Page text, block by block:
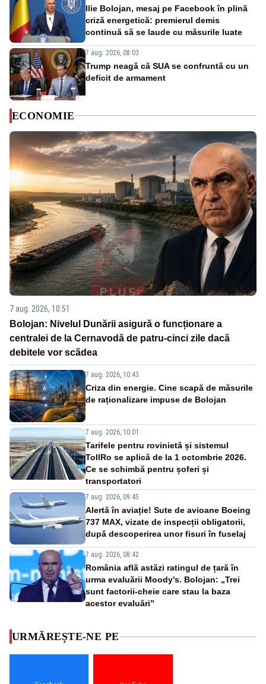
Ilie Bolojan, mesaj pe Facebook în plină
criză energetică: premierul demis
continuă să se laude cu măsurile luate
7 aug. 2026, 08:03
Trump neagă că SUA se confruntă cu un
deficit de armament
ECONOMIE
7 aug. 2026, 10:51
Bolojan: Nivelul Dunării asigură o funcționare a
centralei de la Cernavodă de patru-cinci zile dacă
debitele vor scădea
7 aug. 2026, 10:43
Criza din energie. Cine scapă de măsurile
de raționalizare impuse de Bolojan
7 aug. 2026, 10:01
Tarifele pentru rovinietă și sistemul
TollRo se aplică de la 1 octombrie 2026.
Ce se schimbă pentru șoferi și
transportatori
7 aug. 2026, 09:45
Alertă în aviație! Sute de avioane Boeing
737 MAX, vizate de inspecții obligatorii,
după descoperirea unor fisuri în fuselaj
7 aug. 2026, 08:42
România află astăzi ratingul de țară în
urma evaluării Moody’s. Bolojan: „Trei
sunt factorii-cheie care stau la baza
acestor evaluări”
URMĂREȘTE-NE PE